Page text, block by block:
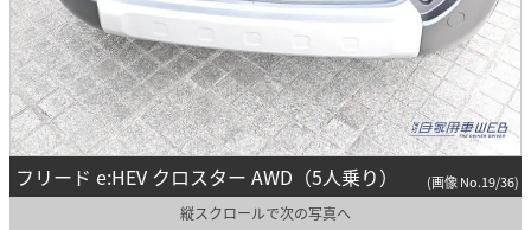
フリード e:HEV クロスター AWD（5人乗り） (画像 No.19/36)
縦スクロールで次の写真へ